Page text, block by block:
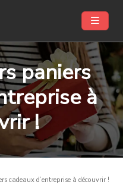
paniers
à
!
cadeaux d’entreprise à découvrir !